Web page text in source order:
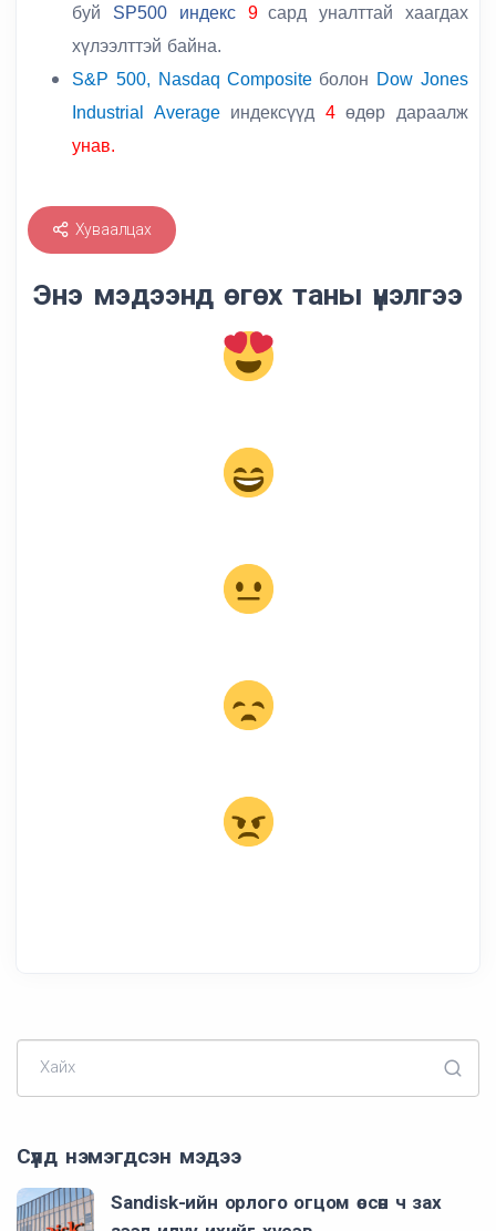
буй SP500 индекс9 сард уналттай хаагдах
хүлээлттэй байна.
S&P 500, Nasdaq Composite болон Dow Jones
Industrial Averageиндексүүд 4өдөр дараалж
унав.
Хуваалцах
Энэ мэдээнд өгөх таны үнэлгээ
Хайх
Сүүлд нэмэгдсэн мэдээ
Sandisk-ийн орлого огцом өссөн ч зах